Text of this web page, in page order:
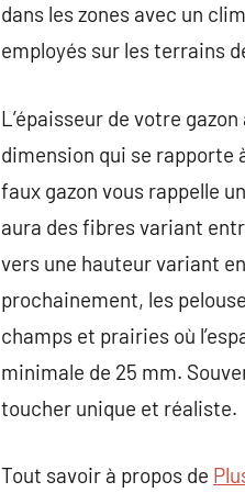
dans les zones avec un
employés sur les terrains
L’épaisseur de votre
dimension qui se rapporte
faux gazon vous rappelle
aura des fibres variant
vers une hauteur variant
prochainement, les
champs et prairies où
minimale de 25 mm.
toucher unique et réaliste.
Tout savoir à propos de